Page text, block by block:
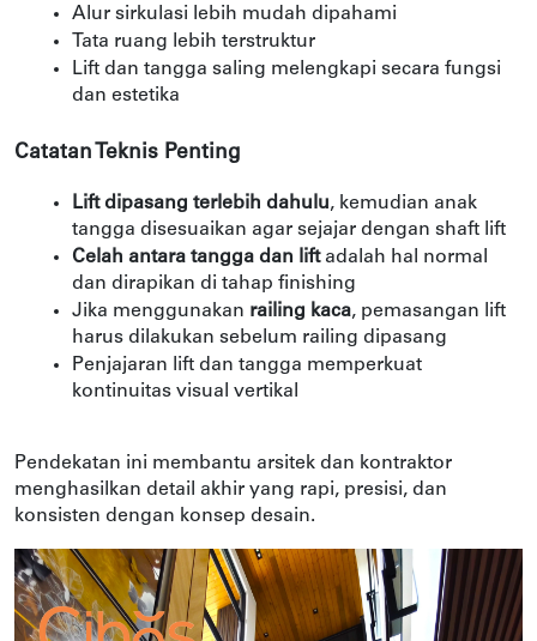
Alur sirkulasi lebih mudah dipahami
Tata ruang lebih terstruktur
Lift dan tangga saling melengkapi secara fungsi
dan estetika
Catatan Teknis Penting
Lift dipasang terlebih dahulu, kemudian anak
tangga disesuaikan agar sejajar dengan shaft lift
Celah antara tangga dan lift adalah hal normal
dan dirapikan di tahap finishing
Jika menggunakan railing kaca, pemasangan lift
harus dilakukan sebelum railing dipasang
Penjajaran lift dan tangga memperkuat
kontinuitas visual vertikal
Pendekatan ini membantu arsitek dan kontraktor
menghasilkan detail akhir yang rapi, presisi, dan
konsisten dengan konsep desain.